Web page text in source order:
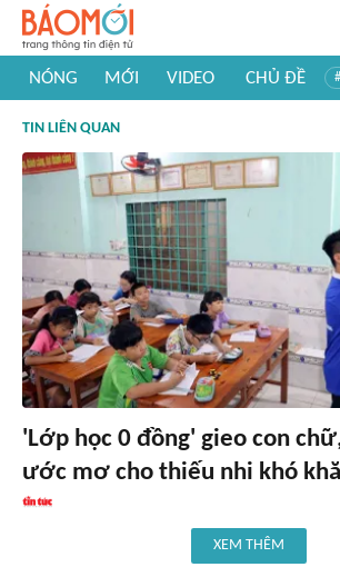
NÓNG MỚI VIDEO CHỦ ĐỀ
#Khám phá thế giới
TIN LIÊN QUAN
'Lớp học 0 đồng' gieo con
ước mơ cho thiếu nhi khó
XEM THÊM